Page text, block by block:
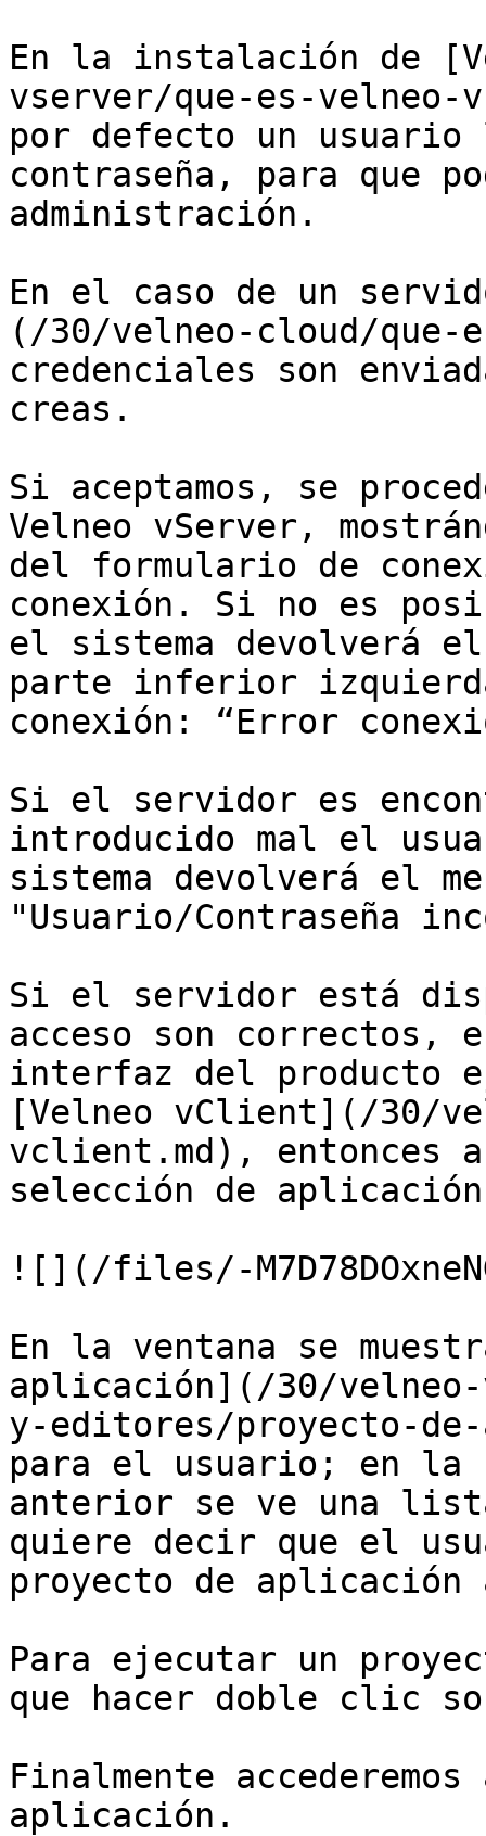
En la instalación de
vserver/que-es-
por defecto un
contraseña, para que
administración.
En el caso de un
(/30/velneo-cloud/que-
credenciales son
creas.
Si aceptamos, se
Velneo vServer,
del formulario de
conexión. Si no es
el sistema devolverá
parte inferior
conexión: “Error
Si el servidor es
introducido mal el
sistema devolverá el
"Usuario/Contraseña
Si el servidor está
acceso son correctos,
interfaz del producto
[Velneo vClient](/30/
vclient.md), entonces
selección de
![](/files/-
En la ventana se
aplicación](/30/
y-editores/proyecto-
para el usuario; en la
anterior se ve una
quiere decir que el
proyecto de aplicación
Para ejecutar un
que hacer doble clic
Finalmente
aplicación.